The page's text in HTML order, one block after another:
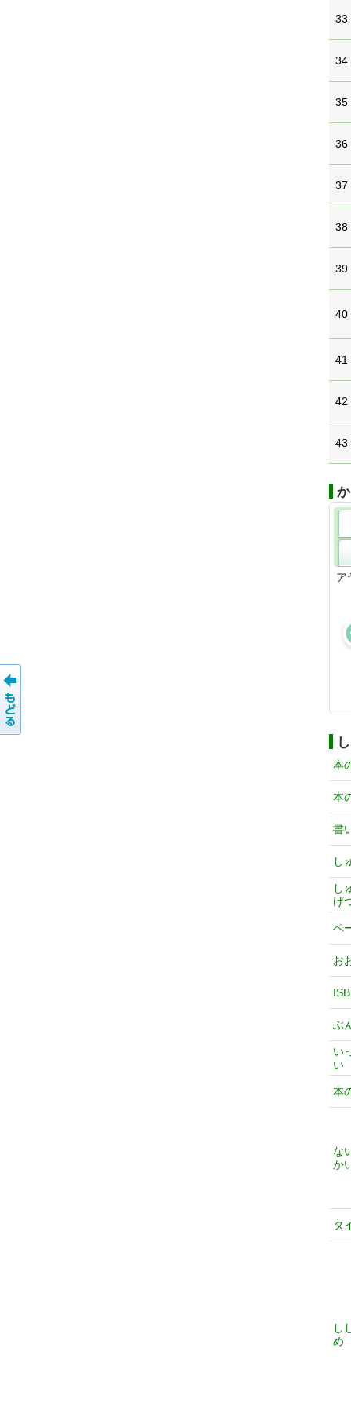
33
34
35
36
37
38
39
40
41
42
43
ア
本
本
書
し
し
げ
ペ
お
ぶ
い
い
本
な
か
タ
し
め